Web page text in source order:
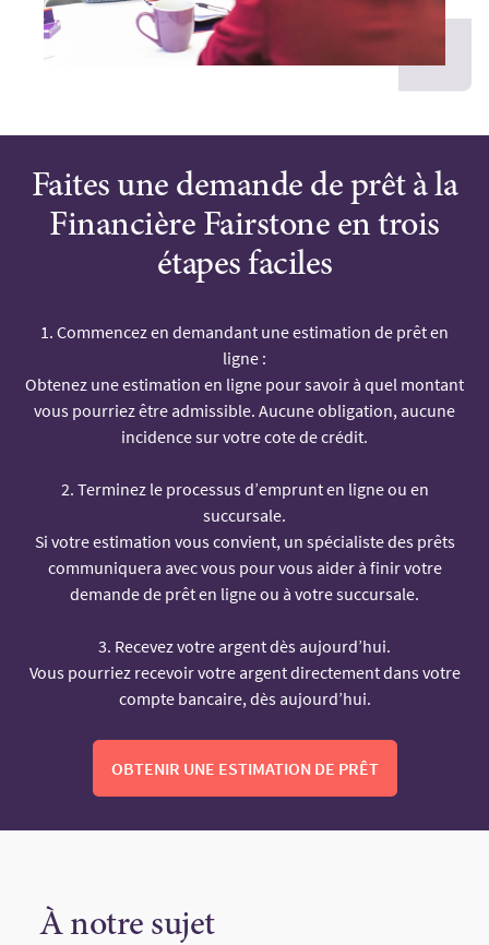
Faites une demande de prêt à la
Financière Fairstone en trois
étapes faciles
1. Commencez en demandant une estimation de prêt en
ligne :
Obtenez une estimation en ligne pour savoir à quel montant
vous pourriez être admissible. Aucune obligation, aucune
incidence sur votre cote de crédit.
2. Terminez le processus d’emprunt en ligne ou en
succursale.
Si votre estimation vous convient, un spécialiste des prêts
communiquera avec vous pour vous aider à finir votre
demande de prêt en ligne ou à votre succursale.
3. Recevez votre argent dès aujourd’hui.
Vous pourriez recevoir votre argent directement dans votre
compte bancaire, dès aujourd’hui.
OBTENIR UNE ESTIMATION DE PRÊT
À notre sujet